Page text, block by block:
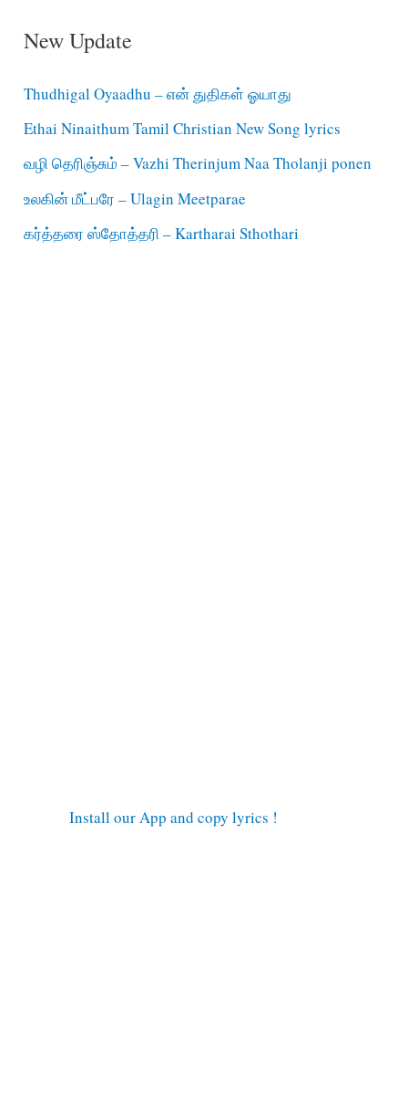
New Update
Thudhigal Oyaadhu – என் துதிகள் ஓயாது
Ethai Ninaithum Tamil Christian New Song lyrics
வழி தெரிஞ்சும் – Vazhi Therinjum Naa Tholanji ponen
உலகின் மீட்பரே – Ulagin Meetparae
கர்த்தரை ஸ்தோத்தரி – Kartharai Sthothari
Install our App and copy lyrics !